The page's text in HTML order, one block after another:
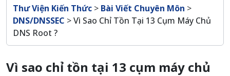
Breadcrumb
Thư Viện Kiến Thức > Bài Viết Chuyên Môn >
DNS/DNSSEC >Vì Sao Chỉ Tồn Tại 13 Cụm Máy Chủ
DNS Root ?
Vì sao chỉ tồn tại 13 cụm máy chủ